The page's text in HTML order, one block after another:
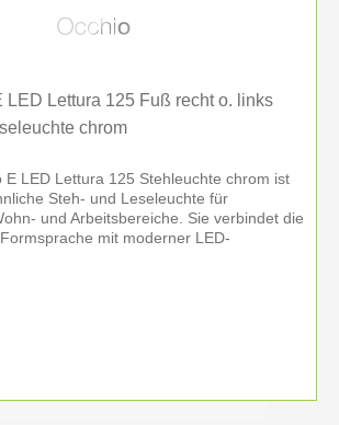
LED Lettura 125 Fuß recht o. links
chrom
E LED Lettura 125 Stehleuchte chrom ist
Steh- und Leseleuchte für
und Arbeitsbereiche. Sie verbindet die
mit moderner LED-